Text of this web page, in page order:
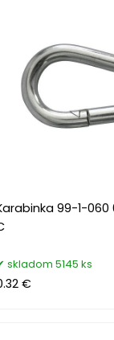
99-1-060
skladom 5145 ks
€